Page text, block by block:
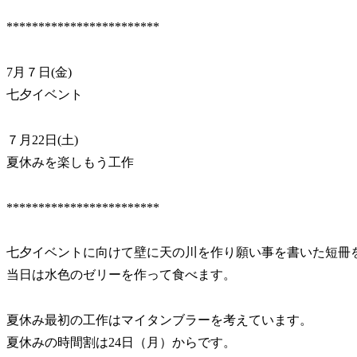
************************
7月７日(金)
七夕イベント
７月22日(土)
夏休みを楽しもう工作
************************
七夕イベントに向けて壁に天の川を作り願い事を書いた短冊
当日は水色のゼリーを作って食べます。
夏休み最初の工作はマイタンブラーを考えています。
夏休みの時間割は24日（月）からです。